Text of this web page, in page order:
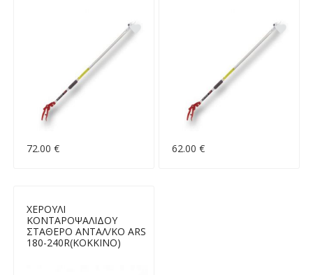
72.00 € 62.00 €
ΧΕΡΟΥΛΙ
ΚΟΝΤΑΡΟΨΑΛΙΔΟΥ
ΣΤΑΘΕΡΟ ΑΝΤΑΛ/ΚΟ ARS
180-240R(ΚΟΚΚΙΝΟ)